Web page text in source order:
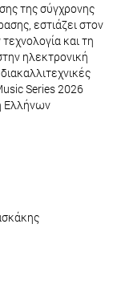
της σύγχρονης
εστιάζει στον
και τη
ηλεκτρονική
Series 2026
Ελλήνων